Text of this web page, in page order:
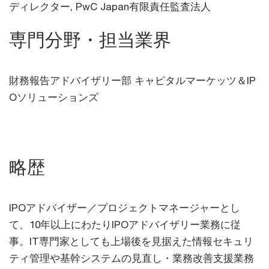
ディレクター, PwC Japan有限責任監査法人
専門分野・担当業界
財務報告アドバイザリー部 キャピタルマーケッツ＆IP
Oソリューションズ
略歴
IPOアドバイザー／プロジェクトマネージャーとし
て、10年以上にわたりIPOアドバイザリー業務に従
事。IT専門家としても上場後を見据えた情報セキュリ
ティ管理や基幹システムの見直し・業務改善支援業務